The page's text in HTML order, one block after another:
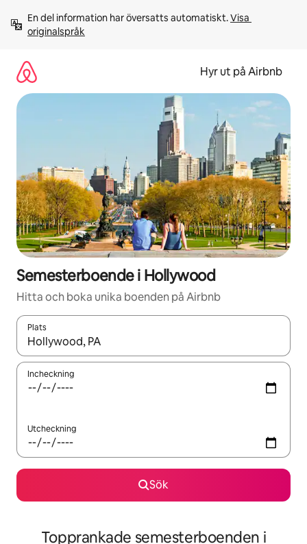
innehåll
En del information har översatts automatiskt. Visa
originalspråk
Hyr ut på Airbnb
Semesterboende i Hollywood
Hitta och boka unika boenden på Airbnb
Plats
När resultaten är tillgängliga kan du navigera med upp- och
Incheckning
Utcheckning
Sök
Topprankade semesterboenden i